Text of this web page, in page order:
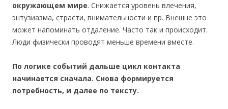
окружающем мире. Снижается уровень влечения,
энтузиазма, страсти, внимательности и пр. Внешне это
может напоминать отдаление. Часто так и происходит.
Люди физически проводят меньше времени вместе.
По логике событий дальше цикл контакта
начинается сначала. Снова формируется
потребность, и далее по тексту.